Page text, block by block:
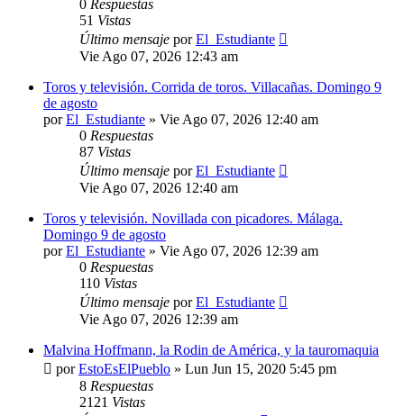
0 Respuestas
51 Vistas
Último mensaje porEl_Estudiante
Vie Ago 07, 2026 12:43 am
Toros y televisión. Corrida de toros. Villacañas. Domingo 9
de agosto
porEl_Estudiante » Vie Ago 07, 2026 12:40 am
0 Respuestas
87 Vistas
Último mensaje porEl_Estudiante
Vie Ago 07, 2026 12:40 am
Toros y televisión. Novillada con picadores. Málaga.
Domingo 9 de agosto
porEl_Estudiante » Vie Ago 07, 2026 12:39 am
0 Respuestas
110 Vistas
Último mensaje porEl_Estudiante
Vie Ago 07, 2026 12:39 am
Malvina Hoffmann, la Rodin de América, y la tauromaquia
porEstoEsElPueblo » Lun Jun 15, 2020 5:45 pm
8 Respuestas
2121 Vistas